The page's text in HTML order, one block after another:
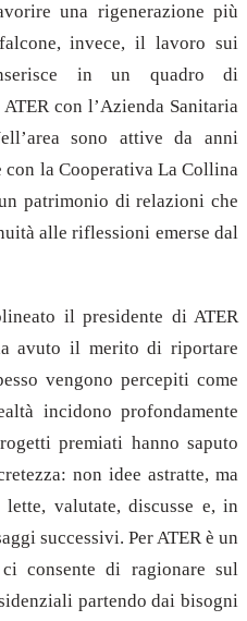
una rigenerazione più
invece, il lavoro sui
in un quadro di
con l’Azienda Sanitaria
sono attive da anni
la Cooperativa La Collina
patrimonio di relazioni che
alle riflessioni emerse dal
il presidente di ATER
avuto il merito di riportare
vengono percepiti come
incidono profondamente
premiati hanno saputo
non idee astratte, ma
lette, valutate, discusse e, in
successivi. Per ATER è un
consente di ragionare sul
partendo dai bisogni